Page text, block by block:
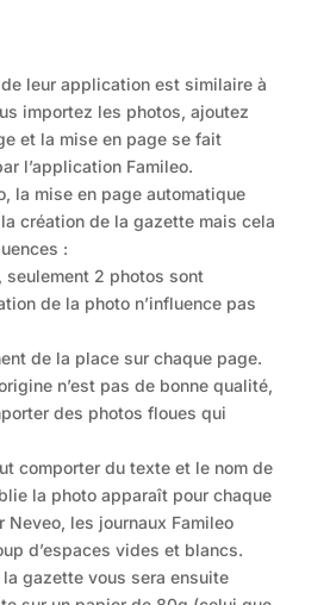
leur application est similaire à
importez les photos, ajoutez
et la mise en page se fait
l’application Famileo.
la mise en page automatique
création de la gazette mais cela
:
seulement 2 photos sont
de la photo n’influence pas
de la place sur chaque page.
n’est pas de bonne qualité,
des photos floues qui
comporter du texte et le nom de
la photo apparaît pour chaque
Neveo, les journaux Famileo
d’espaces vides et blancs.
gazette vous sera ensuite